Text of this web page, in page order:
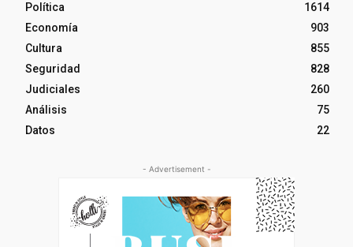
Política
1614
Economía
903
Cultura
855
Seguridad
828
Judiciales
260
Análisis
75
Datos
22
- Advertisement -